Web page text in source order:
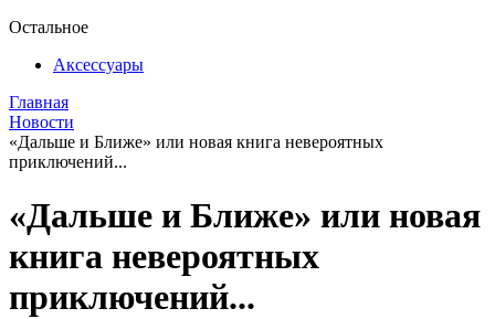
Остальное
Аксессуары
Главная
Новости
«Дальше и Ближе» или новая книга невероятных
приключений...
«Дальше и Ближе» или новая
книга невероятных
приключений...